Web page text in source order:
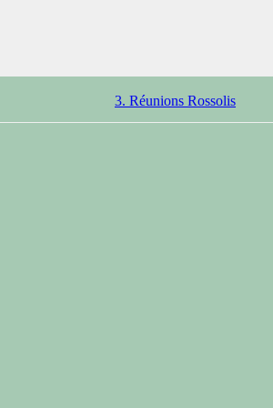
3. Réunions Rossolis